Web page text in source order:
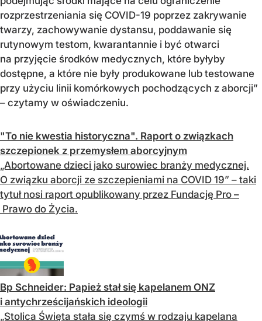
rozprzestrzeniania się COVID-19 poprzez zakrywanie
twarzy, zachowywanie dystansu, poddawanie się
rutynowym testom, kwarantannie i być otwarci
na przyjęcie środków medycznych, które byłyby
dostępne, a które nie były produkowane lub testowane
przy użyciu linii komórkowych pochodzących z aborcji”
– czytamy w oświadczeniu.
"To nie kwestia historyczna". Raport o związkach
szczepionek z przemysłem aborcyjnym
„Abortowane dzieci jako surowiec branży medycznej.
O związku aborcji ze szczepieniami na COVID 19” – taki
tytuł nosi raport opublikowany przez Fundację Pro –
Prawo do Życia.
Bp Schneider: Papież stał się kapelanem ONZ
i antychrześcijańskich ideologii
„Stolica Święta stała się czymś w rodzaju kapelana